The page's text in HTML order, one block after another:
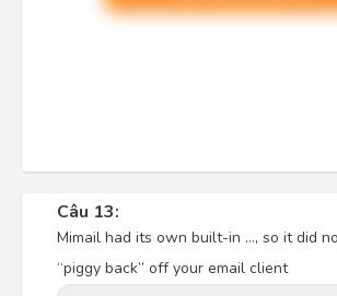
Câu 13:
Mimail had its own built-in …, so it did
“piggy back” off your email client